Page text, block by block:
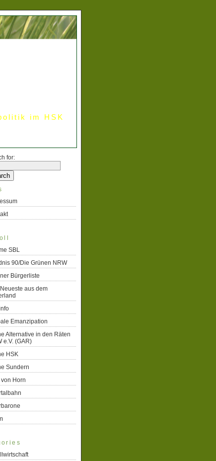
im HSK
for:
SBL
90/Die Grünen NRW
Bürgerliste
aus dem
Emanzipation
Alternative in den Räten
e.V. (GAR)
HSK
Sundern
von Horn